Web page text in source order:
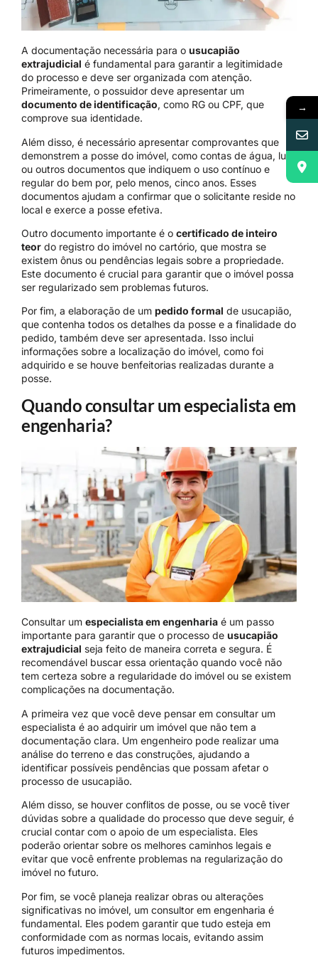
A documentação necessária para o usucapião
extrajudicial é fundamental para garantir a legitimidade
do processo e deve ser organizada com atenção.
Primeiramente, o possuidor deve apresentar um
documento de identificação, como RG ou CPF, que
comprove sua identidade.
Além disso, é necessário apresentar comprovantes que
demonstrem a posse do imóvel, como contas de água, luz
ou outros documentos que indiquem o uso contínuo e
regular do bem por, pelo menos, cinco anos. Esses
documentos ajudam a confirmar que o solicitante reside no
local e exerce a posse efetiva.
Outro documento importante é o certificado de inteiro
teor do registro do imóvel no cartório, que mostra se
existem ônus ou pendências legais sobre a propriedade.
Este documento é crucial para garantir que o imóvel possa
ser regularizado sem problemas futuros.
Por fim, a elaboração de um pedido formal de usucapião,
que contenha todos os detalhes da posse e a finalidade do
pedido, também deve ser apresentada. Isso inclui
informações sobre a localização do imóvel, como foi
adquirido e se houve benfeitorias realizadas durante a
posse.
Quando consultar um especialista em
engenharia?
Consultar um especialista em engenharia é um passo
importante para garantir que o processo de usucapião
extrajudicial seja feito de maneira correta e segura. É
recomendável buscar essa orientação quando você não
tem certeza sobre a regularidade do imóvel ou se existem
complicações na documentação.
A primeira vez que você deve pensar em consultar um
especialista é ao adquirir um imóvel que não tem a
documentação clara. Um engenheiro pode realizar uma
análise do terreno e das construções, ajudando a
identificar possíveis pendências que possam afetar o
processo de usucapião.
Além disso, se houver conflitos de posse, ou se você tiver
dúvidas sobre a qualidade do processo que deve seguir, é
crucial contar com o apoio de um especialista. Eles
poderão orientar sobre os melhores caminhos legais e
evitar que você enfrente problemas na regularização do
imóvel no futuro.
Por fim, se você planeja realizar obras ou alterações
significativas no imóvel, um consultor em engenharia é
fundamental. Eles podem garantir que tudo esteja em
conformidade com as normas locais, evitando assim
futuros impedimentos.
→